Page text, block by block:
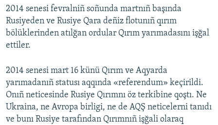
2014 senesi fevralniñ soñunda martnıñ başında
Rusiyeden ve Rusiye Qara deñiz flotunıñ qırım
bölüklerinden atılğan ordular Qırım yarımadasını işğal
ettiler.
2014 senesi mart 16 künü Qırım ve Aqyarda
yarımadanıñ statusı aqqında «referendum» keçirildi.
Onıñ neticesinde Rusiye Qırımnı öz terkibine qoştı. Ne
Ukraina, ne Avropa birligi, ne de AQŞ neticelerni tanıdı
ve bunı Rusiye tarafından Qırımnıñ işğali olaraq